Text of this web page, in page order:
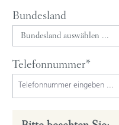
Bundesland
Telefonnummer*